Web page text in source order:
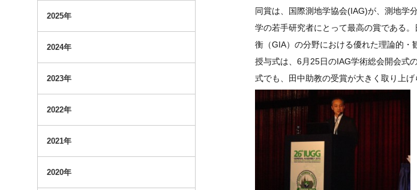
2025年
2024年
2023年
2022年
2021年
2020年
同賞は、国際測地学協会(IAG)が、測地学
学の若手研究者にとって最高の賞である
衡（GIA）の分野における優れた理論的・
授与式は、6月25日のIAG学術総会開会式
式でも、田中助教の受賞が大きく取り上げ